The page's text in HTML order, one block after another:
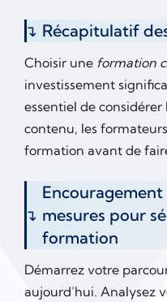
Récapitulatif
Choisir une formation
investissement
essentiel de considérer
contenu, les
formation avant de
mesures pour
formation
Démarrez votre
aujourd’hui. Analysez